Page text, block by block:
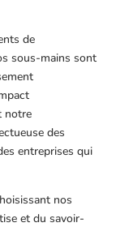
de
sous-mains sont
notre
des
entreprises qui
nos
et du savoir-